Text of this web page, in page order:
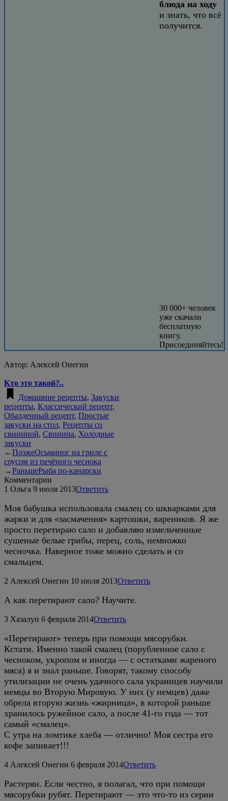
блюда на ходу
и знать, что всё
получится.
30 000+ человек
уже скачали
бесплатную
книгу.
Присоединяйтесь!
Автор: Алексей Онегин
Кто это такой?..
Домашние рецепты, Закуски
рецепты, Классический рецепт,
Обалденный рецепт, Простые
закуски на стол, Рецепты со
свининой, Свинина, Холодные
закуски
←ПозжеОсьминог на гриле с
соусом из печёного чеснока
→РаньшеРыба по-канарски
Комментарии
1 Ольга 9 июля 2013Ответить
Моя бабушка использовала смалец со шкварками для
жарки и для «засмачення» картошки, вареников. Я же
просто перетираю сало и добавляю измельченные
сушеные белые грибы, перец, соль, немножко
чесночка. Наверное тоже можно сделать и со
смальцем.
2 Алексей Онегин 10 июля 2013Ответить
А как перетирают сало? Научите.
3 Хазалуп 6 февраля 2014Ответить
«Перетирают» теперь при помощи мясорубки.
Кстати. Именно такой смалец (порубленное сало с
чесноком, укропом и иногда — с остатками жареного
мяса) я и знал раньше. Говорят, такому способу
утилизации не очень удачного сала украинцев научили
немцы во Вторую Мировую. У них (у немцев) даже
обрела вторую жизнь «жирница», в которой раньше
хранилось ружейное сало, а после 41-го года — тот
самый «смалец».
С утра на ломтике хлеба — отлично! Моя сестра его
кофе запивает!!!
4 Алексей Онегин 6 февраля 2014Ответить
Растерян. Если честно, я полагал, что при помощи
мясорубки рубят. Перетирают — это что-то из серии